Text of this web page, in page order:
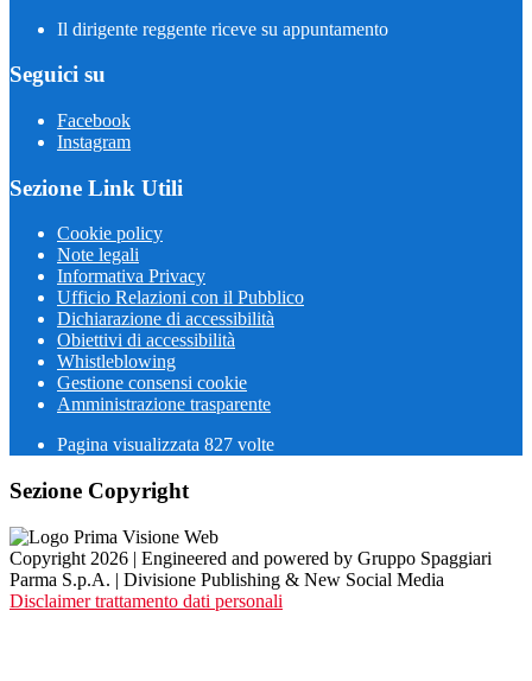
Il dirigente reggente riceve su appuntamento
Seguici su
Facebook
Instagram
Sezione Link Utili
Cookie policy
Note legali
Informativa Privacy
Ufficio Relazioni con il Pubblico
Dichiarazione di accessibilità
Obiettivi di accessibilità
Whistleblowing
Gestione consensi cookie
Amministrazione trasparente
Pagina visualizzata 827 volte
Sezione Copyright
Copyright 2026 | Engineered and powered by Gruppo Spaggiari
Parma S.p.A. | Divisione Publishing & New Social Media
Disclaimer trattamento dati personali